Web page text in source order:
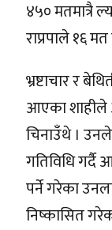
४५० मतमात्रै
राप्रपाले १६
भ्रष्टाचार र
आएका शाहीले
चिनाउँथे ।
गतिविधि
पर्ने गरेका
निष्कासित